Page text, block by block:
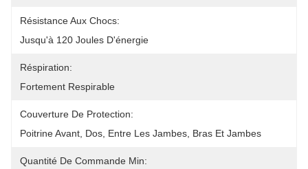
Résistance Aux Chocs:
Jusqu'à 120 Joules D'énergie
Réspiration:
Fortement Respirable
Couverture De Protection:
Poitrine Avant, Dos, Entre Les Jambes, Bras Et Jambes
Quantité De Commande Min: